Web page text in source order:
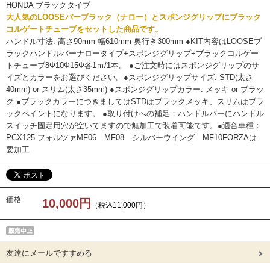
HONDA ブラックタイプ
大人気のLOOSEバーブラック（ナロー）とスポンジグリップにブラック
コルゲートチューブをセットした商品です。
ハンドル寸法: 高さ90mm 幅610mm 奥行き300mm ●KIT内容はLOOSEブ
ラックハンドルバーナロータイプ+スポンジグリップ+ブラックコルゲー
トチューブ8Ф10Ф15Ф各1ｍ/1本。 ●ご注文時にはスポンジグリップのサ
イズとカラーをお選びください。●スポンジグリップサイズ: STD(太さ
40mm) or スリム(太さ35mm) ●スポンジグリップカラー: メッキ or ブラッ
ク ●ブラックカラーにつきましてはSTDはブラックメッキ、スリムはブラ
ックペイントになります。 ●取り付けへの補足：ハンドルバーにハンドル
スイッチ固定用穴が空いてますので無加工で装着可能です。●適合車種：
PCX125 フォルツァMF06 MF08 シルバーウイング MF10FORZAは
要加工
価格 10,000円 （税込11,000円）
友達にメールですすめる